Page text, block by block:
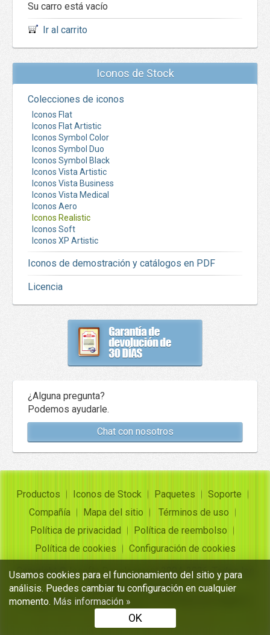
Su carro está vacío
Ir al carrito
Iconos de Stock
Colecciones de iconos
Iconos Flat
Iconos Flat Artistic
Iconos Symbol Color
Iconos Symbol Duo
Iconos Symbol Black
Iconos Vista Artistic
Iconos Vista Business
Iconos Vista Medical
Iconos Aero
Iconos Realistic
Iconos Soft
Iconos XP Artistic
Iconos de demostración y catálogos en PDF
Licencia
¿Alguna pregunta?
Podemos ayudarle.
Chat con nosotros
Productos Iconos de Stock Paquetes
Soporte
Compañía
Mapa del sitio
Términos de uso
Política de privacidad
Política de reembolso
Política de cookies
Configuración de cookies
Copyright ©Insofta Development 2004-2026. Todos los
derechos reservados
Conjuntos de iconos gratuitos, convertidor de imagen a
icono
Usamos cookies para el funcionamiento del sitio y para
análisis. Puedes cambiar tu configuración en cualquier
momento. Más información »
OK